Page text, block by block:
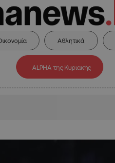
Αθλητικά
ALPHA της Κυριακής